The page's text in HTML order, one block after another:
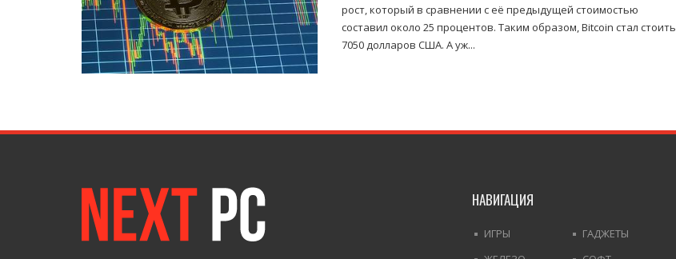
рост, который в сравнении с её предыдущей стоимостью
составил около 25 процентов. Таким образом, Bitcoin стал стоить
7050 долларов США. А уж...
НАВИГАЦИЯ
ИГРЫ
ГАДЖЕТЫ